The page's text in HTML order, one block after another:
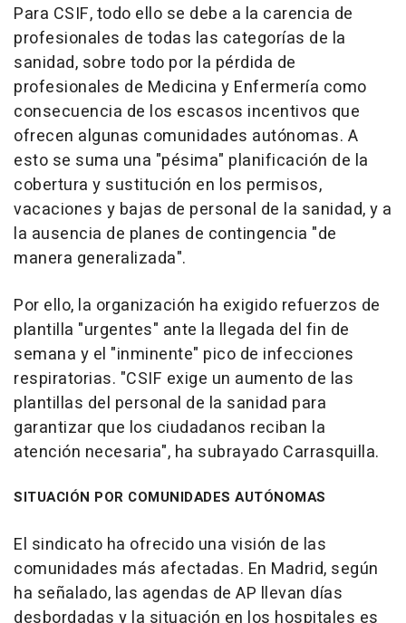
Para CSIF, todo ello se debe a la carencia de
profesionales de todas las categorías de la
sanidad, sobre todo por la pérdida de
profesionales de Medicina y Enfermería como
consecuencia de los escasos incentivos que
ofrecen algunas comunidades autónomas. A
esto se suma una "pésima" planificación de la
cobertura y sustitución en los permisos,
vacaciones y bajas de personal de la sanidad, y a
la ausencia de planes de contingencia "de
manera generalizada".
Por ello, la organización ha exigido refuerzos de
plantilla "urgentes" ante la llegada del fin de
semana y el "inminente" pico de infecciones
respiratorias. "CSIF exige un aumento de las
plantillas del personal de la sanidad para
garantizar que los ciudadanos reciban la
atención necesaria", ha subrayado Carrasquilla.
SITUACIÓN POR COMUNIDADES AUTÓNOMAS
El sindicato ha ofrecido una visión de las
comunidades más afectadas. En Madrid, según
ha señalado, las agendas de AP llevan días
desbordadas y la situación en los hospitales es